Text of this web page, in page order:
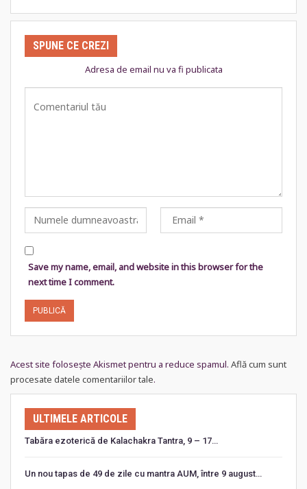
SPUNE CE CREZI
Adresa de email nu va fi publicata
Save my name, email, and website in this browser for the
next time I comment.
Acest site folosește Akismet pentru a reduce spamul. Află cum sunt
procesate datele comentariilor tale.
ULTIMELE ARTICOLE
Tabăra ezoterică de Kalachakra Tantra, 9 – 17…
Un nou tapas de 49 de zile cu mantra AUM, între 9 august…